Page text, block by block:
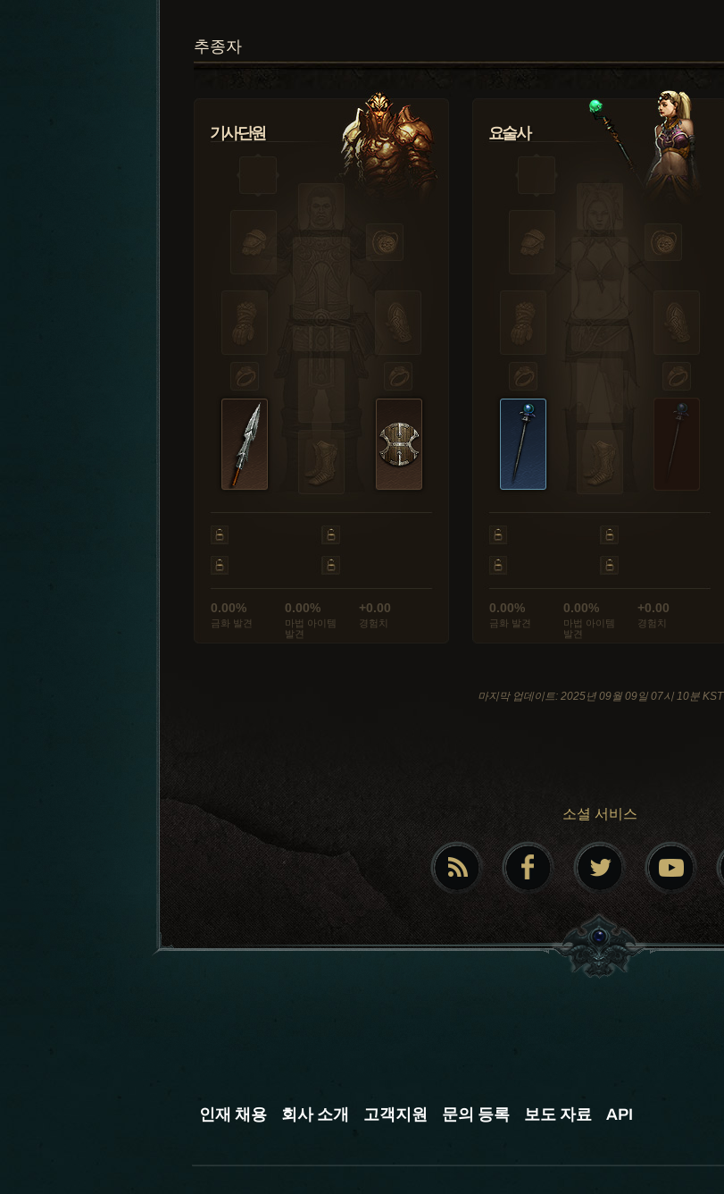
추종자
기사단원
0.00%
금화 발견
0.00%
마법 아이템
발견
+0.00
경험치
요술사
0.00%
금화 발견
0.00%
마법 아이템
발견
+0.00
경험치
마지막 업데이트: 2025년 09월 09일 07시 10분 KST
소셜 서비스